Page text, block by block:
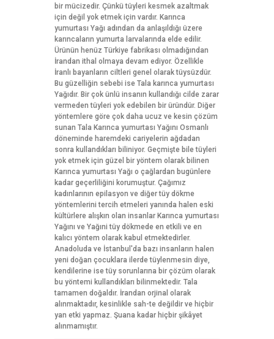
bir mücizedir. Çünkü tüyleri kesmek azaltmak
için değil yok etmek için vardır. Karınca
yumurtası Yağı adından da anlaşıldığı üzere
karıncaların yumurta larvalarında elde edilir.
Ürünün henüz Türkiye fabrikası olmadığından
İrandan ithal olmaya devam ediyor. Özellikle
İranlı bayanların ciltleri genel olarak tüysüzdür.
Bu güzelliğin sebebi ise Tala karınca yumurtası
Yağıdır. Bir çok ünlü insanın kullandığı cilde zarar
vermeden tüyleri yok edebilen bir üründür. Diğer
yöntemlere göre çok daha ucuz ve kesin çözüm
sunan Tala Karınca yumurtası Yağını Osmanlı
döneminde haremdeki cariyelerin ağdadan
sonra kullandıkları biliniyor. Geçmişte bile tüyleri
yok etmek için güzel bir yöntem olarak bilinen
Karınca yumurtası Yağı o çağlardan bugünlere
kadar geçerliliğini korumuştur. Çağımız
kadınlarının epilasyon ve diğer tüy dökme
yöntemlerini tercih etmeleri yanında halen eski
kültürlere alışkın olan insanlar Karınca yumurtası
Yağını ve Yağıni tüy dökmede en etkili ve en
kalıcı yöntem olarak kabul etmektedirler.
Anadoluda ve İstanbul'da bazı insanların halen
yeni doğan çocuklara ilerde tüylenmesin diye,
kendilerine ise tüy sorunlarına bir çözüm olarak
bu yöntemi kullandıkları bilinmektedir. Tala
tamamen doğaldır. İrandan orjinal olarak
alınmaktadır, kesinlikle sah-te değildir ve hiçbir
yan etki yapmaz. Şuana kadar hiçbir şikâyet
alınmamıştır.